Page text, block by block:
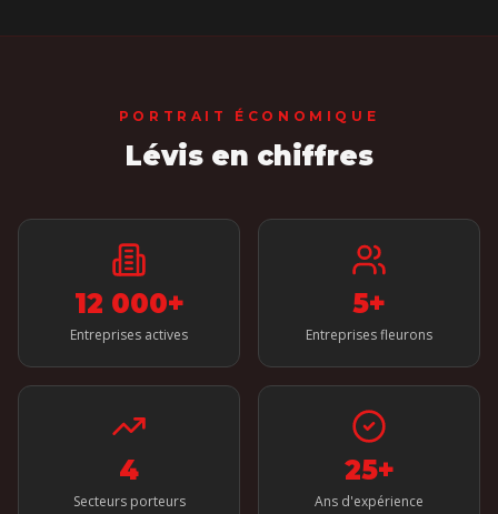
PORTRAIT ÉCONOMIQUE
Lévisen chiffres
12 000+
Entreprises actives
5+
Entreprises fleurons
4
Secteurs porteurs
25+
Ans d'expérience